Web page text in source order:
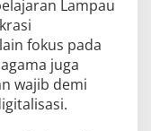
Lampau
fokus pada
juga
wajib demi